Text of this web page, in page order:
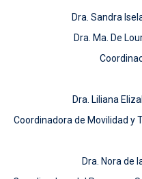
Dra. Sandra
Dra. Ma. De
Dra. Liliana
Coordinadora de Movilidad y
Dra. Nora de